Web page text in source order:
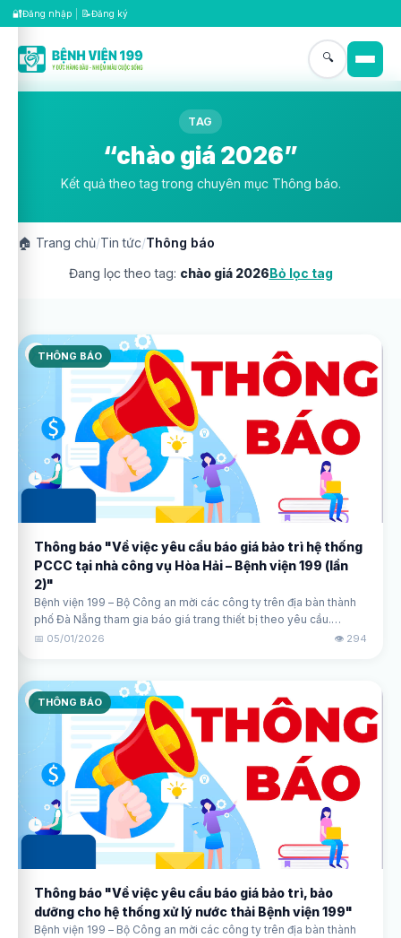
🔐Đăng nhập 📝Đăng ký
🔍
TAG
“chào giá 2026”
Kết quả theo tag trong chuyên mục Thông báo.
🏠 Trang chủ/Tin tức/Thông báo
Đang lọc theo tag: chào giá 2026Bỏ lọc tag
THÔNG BÁO
Thông báo "Về việc yêu cầu báo giá bảo trì hệ thống
PCCC tại nhà công vụ Hòa Hải – Bệnh viện 199 (lần
2)"
Bệnh viện 199 – Bộ Công an mời các công ty trên địa bàn thành
phố Đà Nẵng tham gia báo giá trang thiết bị theo yêu cầu.
Thông tin chi tiết về thời gian, hình thức tiếp nhận và danh mục
📅 05/01/2026 👁️ 294
THÔNG BÁO
Thông báo "Về việc yêu cầu báo giá bảo trì, bảo
dưỡng cho hệ thống xử lý nước thải Bệnh viện 199"
Bệnh viện 199 – Bộ Công an mời các công ty trên địa bàn thành